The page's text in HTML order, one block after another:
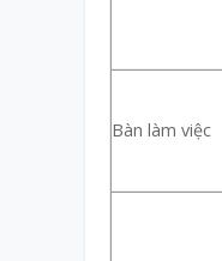
Bàn làm việc